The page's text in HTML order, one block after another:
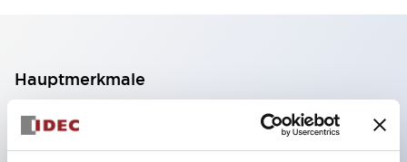
Hauptmerkmale
2-Kontakt-Block mit 2 Stufen, ermöglicht eine 4-
Kontakt-Konfiguration (Gewährleistung der